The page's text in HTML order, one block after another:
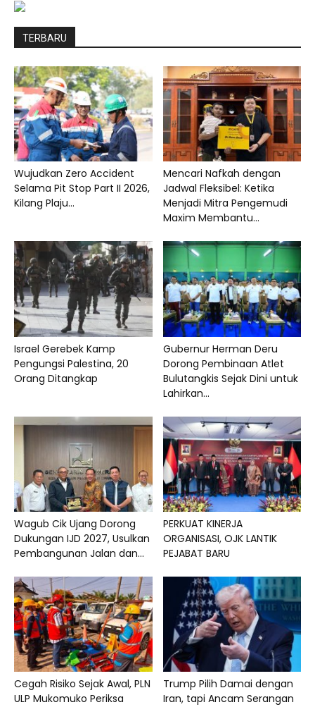
TERBARU
Wujudkan Zero Accident
Selama Pit Stop Part II 2026,
Kilang Plaju...
Mencari Nafkah dengan
Jadwal Fleksibel: Ketika
Menjadi Mitra Pengemudi
Maxim Membantu...
Israel Gerebek Kamp
Pengungsi Palestina, 20
Orang Ditangkap
Gubernur Herman Deru
Dorong Pembinaan Atlet
Bulutangkis Sejak Dini untuk
Lahirkan...
Wagub Cik Ujang Dorong
Dukungan IJD 2027, Usulkan
Pembangunan Jalan dan...
PERKUAT KINERJA
ORGANISASI, OJK LANTIK
PEJABAT BARU
Cegah Risiko Sejak Awal, PLN
ULP Mukomuko Periksa
Trump Pilih Damai dengan
Iran, tapi Ancam Serangan